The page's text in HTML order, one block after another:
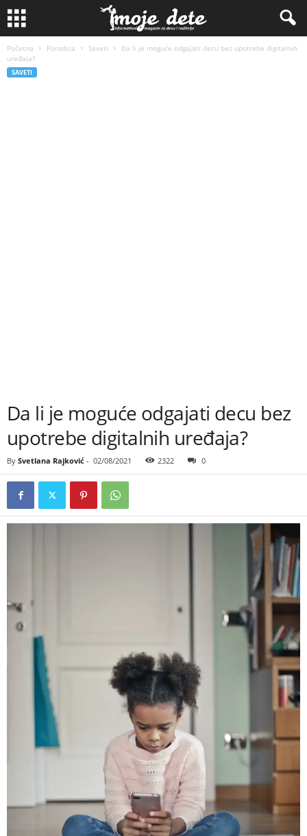
Početna Porodica Saveti
Da li je moguće odgajati decu bez upotrebe digitalnih
uređaja?
SAVETI
Da li je moguće odgajati decu bez
upotrebe digitalnih uređaja?
By Svetlana Rajković - 02/08/2021 2322 0